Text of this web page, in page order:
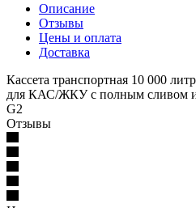
Описание
Отзывы
Цены и оплата
Доставка
Кассета транспортная 10 000
для КАС/ЖКУ с полным сливом и
G2
Отзывы